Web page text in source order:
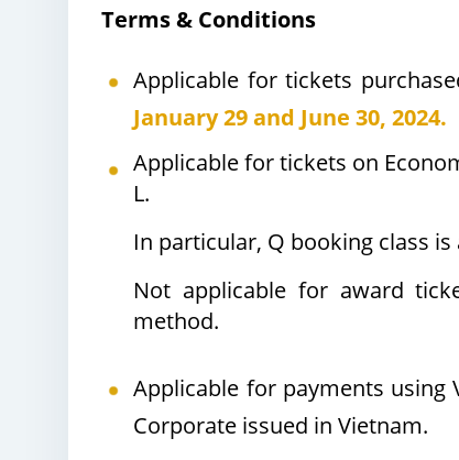
Terms & Conditions
Applicable for tickets
January 29 and June 30, 2024.
Applicable for tickets on
L.
In particular, Q booking class
Not applicable for award
method.
Applicable for payments using
Corporate issued in Vietnam.